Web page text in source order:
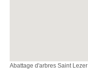
Abattage d'arbres Saint Lezer